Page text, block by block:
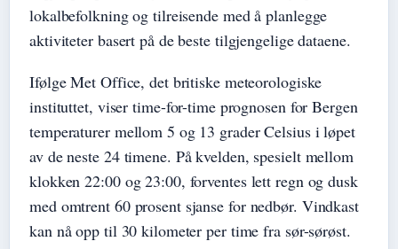
lokalbefolkning og tilreisende med å planlegge
aktiviteter basert på de beste tilgjengelige dataene.
Ifølge Met Office, det britiske meteorologiske
instituttet, viser time-for-time prognosen for Bergen
temperaturer mellom 5 og 13 grader Celsius i løpet
av de neste 24 timene. På kvelden, spesielt mellom
klokken 22:00 og 23:00, forventes lett regn og dusk
med omtrent 60 prosent sjanse for nedbør. Vindkast
kan nå opp til 30 kilometer per time fra sør-sørøst.